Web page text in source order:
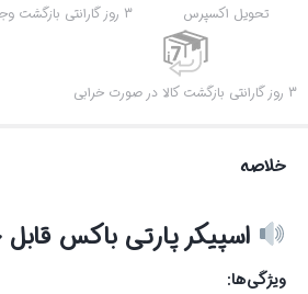
تحویل اکسپرس 3 روز گارانتی بازگشت وجه
3 روز گارانتی بازگشت کالا در صورت خرابی
خلاصه
اسپیکر پارتی باکس
ویژگی‌ها: